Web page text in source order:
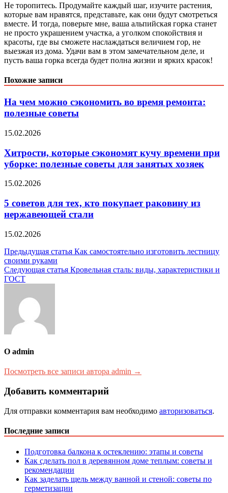
Не торопитесь. Продумайте каждый шаг, изучите растения,
которые вам нравятся, представьте, как они будут смотреться
вместе. И тогда, поверьте мне, ваша альпийская горка станет
не просто украшением участка, а уголком спокойствия и
красоты, где вы сможете наслаждаться величием гор, не
выезжая из дома. Удачи вам в этом замечательном деле, и
пусть ваша горка всегда будет полна жизни и ярких красок!
Похожие записи
На чем можно сэкономить во время ремонта:
полезные советы
15.02.2026
Хитрости, которые сэкономят кучу времени при
уборке: полезные советы для занятых хозяек
15.02.2026
5 советов для тех, кто покупает раковину из
нержавеющей стали
15.02.2026
Навигация
по
записям
Предыдущая статья Как самостоятельно изготовить лестницу
своими руками
Следующая статья Кровельная сталь: виды, характеристики и
ГОСТ
О admin
Посмотреть все записи автора admin →
Добавить комментарий
Для отправки комментария вам необходимо авторизоваться.
Последние записи
Подготовка балкона к остеклению: этапы и советы
Как сделать пол в деревянном доме теплым: советы и
рекомендации
Как заделать щель между ванной и стеной: советы по
герметизации